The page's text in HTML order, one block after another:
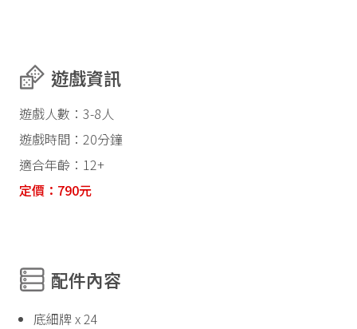
遊戲資訊
遊戲人數：3-8人
遊戲時間：20分鐘
適合年齡：12+
定價：790元
配件內容
底細牌 x 24